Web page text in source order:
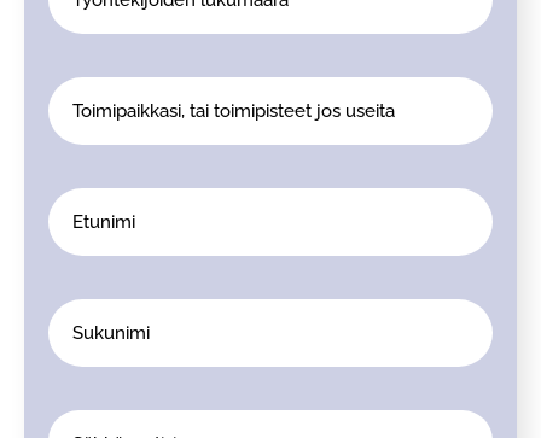
lukumäärä
Toimipaikkasi,
tai
jos
useita
Etunimi
Sukunimi
Sähköpostisi